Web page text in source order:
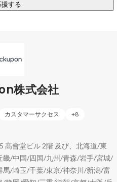
とって宝の山であるにも関わ
ポン）です。
援する
株式会社
カスタマーサクセス +8
髙會堂ビル 2階 及び、北海道/東
/中国/四国/九州/青森/岩手/宮城/
/埼玉/千葉/東京/神奈川/新潟/富